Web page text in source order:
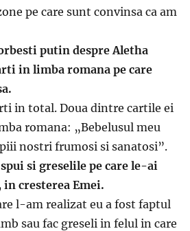
pe care sunt convinsa ca am
putin despre Aletha
in limba romana pe care
in total. Doua dintre cartile ei
romana: „Bebelusul meu
nostri frumosi si sanatosi”.
si greselile pe care le-ai
cresterea Emei.
l-am realizat eu a fost faptul
sau fac greseli in felul in care